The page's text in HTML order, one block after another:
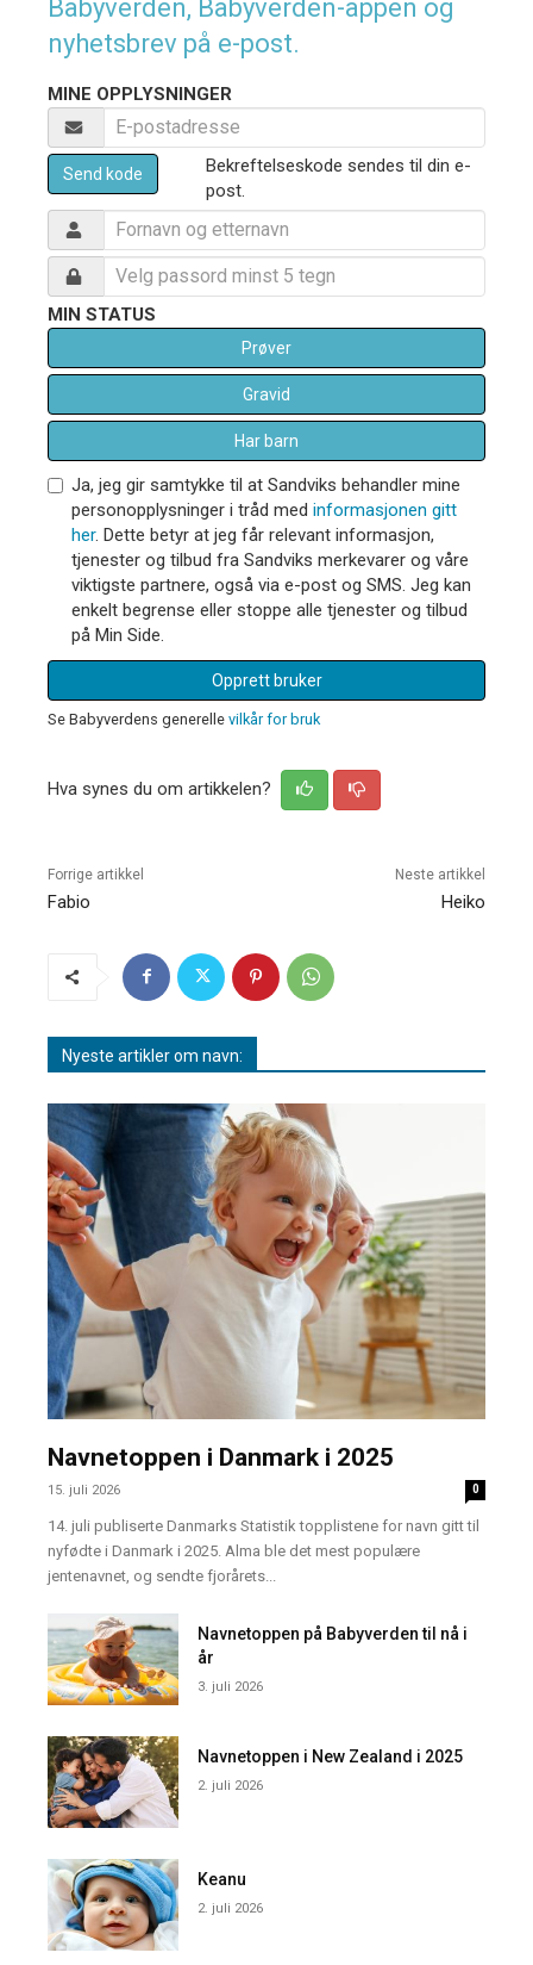
Babyverden, Babyverden-appen og
nyhetsbrev på e-post.
MINE OPPLYSNINGER
Send kode
Bekreftelseskode sendes til din e-
post.
MIN STATUS
Prøver
Gravid
Har barn
Ja, jeg gir samtykke til at Sandviks behandler mine
personopplysninger i tråd med informasjonen gitt
her. Dette betyr at jeg får relevant informasjon,
tjenester og tilbud fra Sandviks merkevarer og våre
viktigste partnere, også via e-post og SMS. Jeg kan
enkelt begrense eller stoppe alle tjenester og tilbud
på Min Side.
Opprett bruker
Se Babyverdens generelle vilkår for bruk
Hva synes du om artikkelen?
Forrige artikkel
Fabio
Neste artikkel
Heiko
Nyeste artikler om navn:
Navnetoppen i Danmark i 2025
15. juli 2026 0
14. juli publiserte Danmarks Statistik topplistene for navn gitt til
nyfødte i Danmark i 2025. Alma ble det mest populære
jentenavnet, og sendte fjorårets...
Navnetoppen på Babyverden til nå i
år
3. juli 2026
Navnetoppen i New Zealand i 2025
2. juli 2026
Keanu
2. juli 2026